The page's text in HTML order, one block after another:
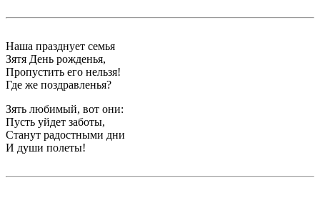
Наша празднует семья
Зятя День рожденья,
Пропустить его нельзя!
Где же поздравленья?
Зять любимый, вот они:
Пусть уйдет заботы,
Станут радостными дни
И души полеты!